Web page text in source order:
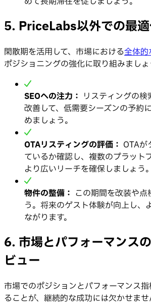
5. PriceLabs以外での最
閑散期を活用して、市場における全体的
ポジショニングの強化に取り組みましょ
SEOへの注力： リスティングの
改善して、低需要シーズンの予約
めましょう。
OTAリスティングの評価： OTAが
ているか確認し、複数のプラット
より広いリーチを確保しましょう。
物件の整備： この期間を改装や点
う。将来のゲスト体験が向上し、
ながります。
6. 市場とパフォーマンス
ビュー
市場でのポジションとパフォーマンス
ることが、継続的な成功には欠かせませ